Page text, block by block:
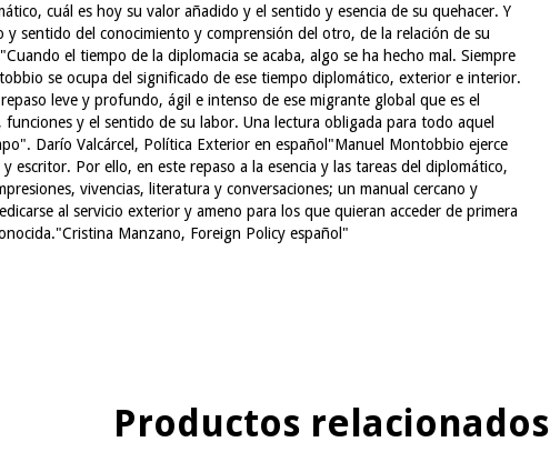
cuál es hoy su valor añadido y el sentido y esencia de su quehacer. Y
y sentido del conocimiento y comprensión del otro, de la relación de su
el tiempo de la diplomacia se acaba, algo se ha hecho mal. Siempre
se ocupa del significado de ese tiempo diplomático, exterior e interior.
leve y profundo, ágil e in­tenso de ese migrante global que es el
funciones y el sentido de su labor. Una lectura obligada para todo aquel
Darío Valcárcel, Política Exterior en español"Manuel Montobbio ejerce
escritor. Por ello, en este repaso a la esencia y las tareas del diplomático,
vivencias, literatura y conversaciones; un manual cercano y
al servicio exterior y ameno para los que quieran acceder de primera
Manzano, Foreign Policy español"
Productos relacionados